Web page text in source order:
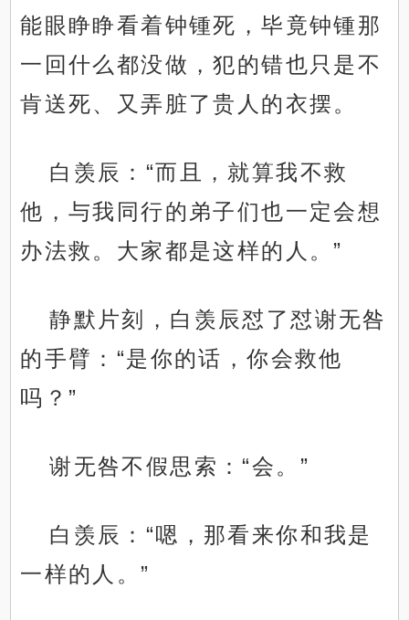
能眼睁睁看着钟锺死，毕竟钟锺那
一回什么都没做，犯的错也只是不
肯送死、又弄脏了贵人的衣摆。
白羡辰：“而且，就算我不救
他，与我同行的弟子们也一定会想
办法救。大家都是这样的人。”
静默片刻，白羡辰怼了怼谢无咎
的手臂：“是你的话，你会救他
吗？”
谢无咎不假思索：“会。”
白羡辰：“嗯，那看来你和我是
一样的人。”